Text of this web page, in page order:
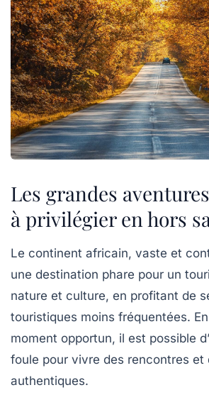
Les grandes
à privilégier en hors
Le continent africain, vaste et
une destination phare pour un
nature et culture, en profitant de
touristiques moins fréquentées.
moment opportun, il est possible
foule pour vivre des rencontres et
authentiques.